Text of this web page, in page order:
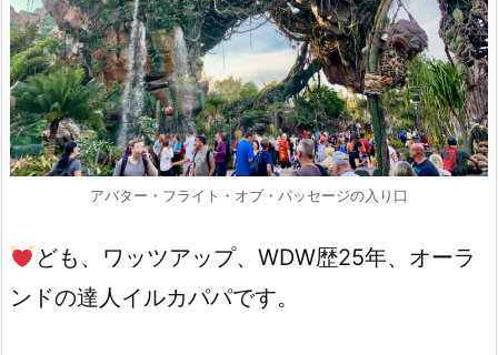
アバター・フライト・オブ・パッセージの入り口
ども、ワッツアップ、WDW歴25年、オーラ
ンドの達人イルカパパです。